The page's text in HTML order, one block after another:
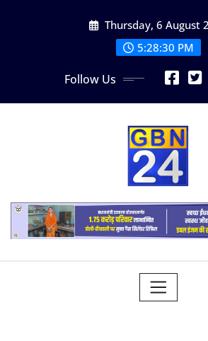
Thursday, 6 August
5:28:32 PM
Follow Us